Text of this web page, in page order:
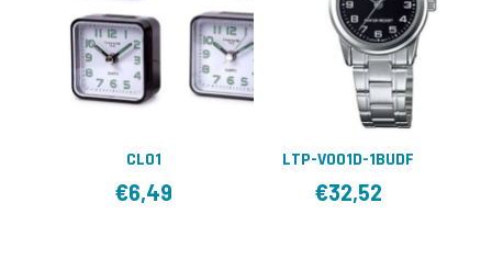
CL01
€6,49
LTP-V001D-1BUDF
€32,52